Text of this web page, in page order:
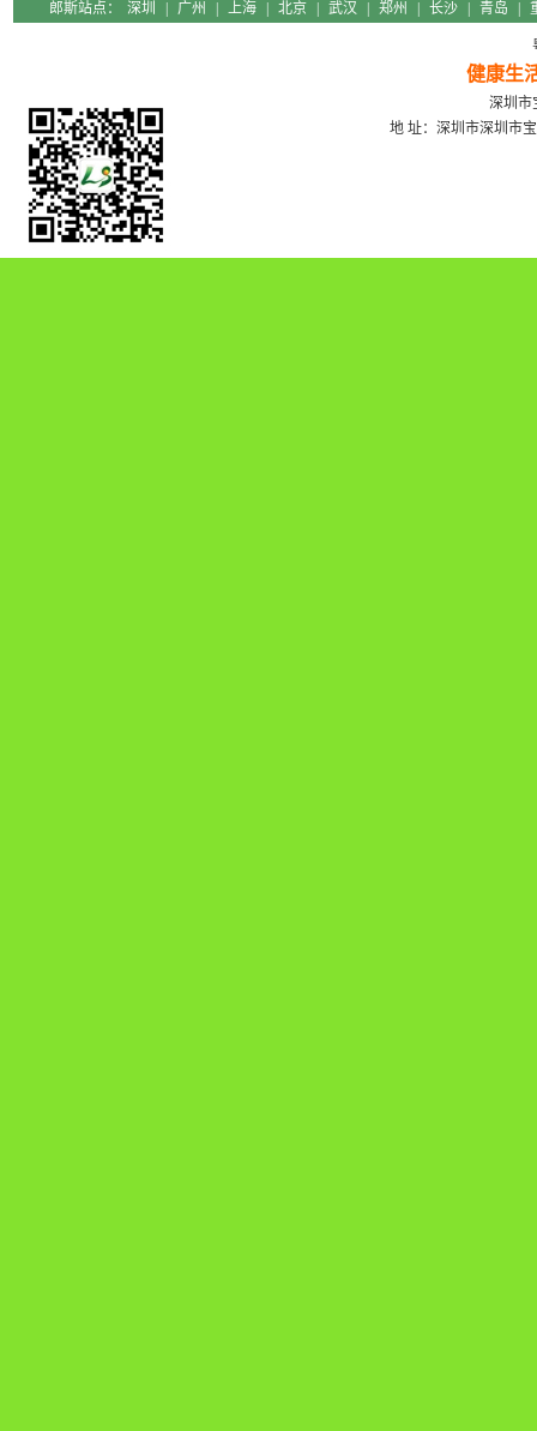
郎斯站点：
深圳 广州 上海 北京 武汉 郑州 长沙 青岛
健康生
深圳市
地 址：深圳市深圳市